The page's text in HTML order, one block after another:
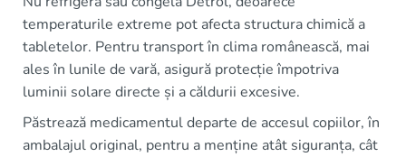
temperaturile extreme pot afecta structura chimică a
tabletelor. Pentru transport în clima românească, mai
ales în lunile de vară, asigură protecție împotriva
luminii solare directe și a căldurii excesive.
Păstrează medicamentul departe de accesul copiilor, în
ambalajul original, pentru a menține atât siguranța, cât